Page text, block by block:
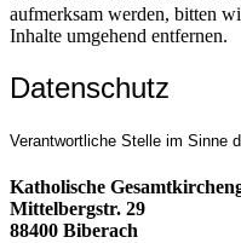
aufmerksam werden, bitten
Inhalte umgehend entfernen.
Datenschutz
Verantwortliche Stelle im Sinne
Katholische
Mittelbergstr. 29
88400 Biberach